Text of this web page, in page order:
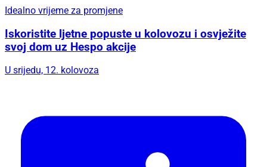
Idealno vrijeme za promjene
Iskoristite ljetne popuste u kolovozu i osvježite
svoj dom uz Hespo akcije
U srijedu, 12. kolovoza